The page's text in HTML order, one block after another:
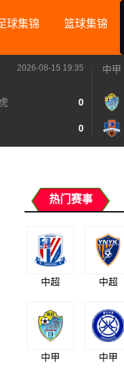
球集锦 篮球集锦
2026-08-15 19:35
0
0
中甲
热门赛事
中超 中超
中甲 中甲